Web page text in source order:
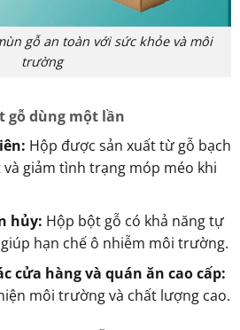
gỗ an toàn với sức khỏe và môi
trường
gỗ dùng một lần
Hộp được sản xuất từ gỗ bạch
giảm tình trạng móp méo khi
hủy: Hộp bột gỗ có khả năng tự
hạn chế ô nhiễm môi trường.
cửa hàng và quán ăn cao cấp:
môi trường và chất lượng cao.